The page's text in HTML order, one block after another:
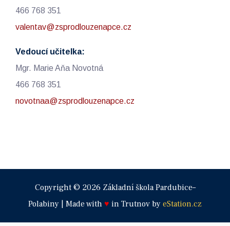
466 768 351
valentav@zsprodlouzenapce.cz
Vedoucí učitelka:
Mgr. Marie Aňa Novotná
466 768 351
novotnaa@zsprodlouzenapce.cz
Copyright © 2026 Základní škola Pardubice–
Polabiny | Made with ♥ in Trutnov by eStation.cz